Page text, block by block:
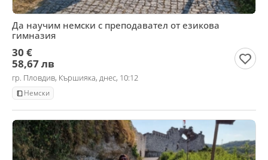
Да научим немски с преподавател от езикова
гимназия
30 €
58,67 лв
гр. Пловдив, Кършияка, днес, 10:12
Немски